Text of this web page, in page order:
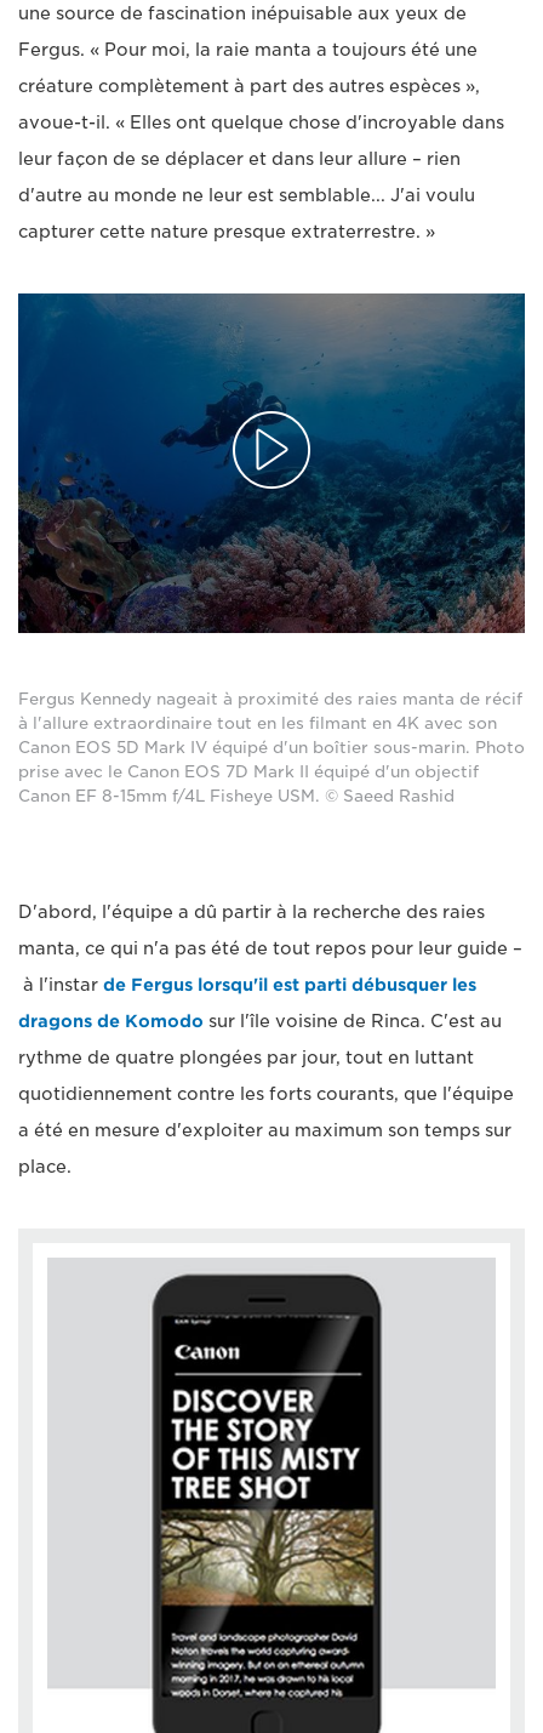
une source de fascination inépuisable aux yeux de
Fergus. « Pour moi, la raie manta a toujours été une
créature complètement à part des autres espèces »,
avoue-t-il. « Elles ont quelque chose d'incroyable dans
leur façon de se déplacer et dans leur allure – rien
d'autre au monde ne leur est semblable... J'ai voulu
capturer cette nature presque extraterrestre. »
Fergus Kennedy nageait à proximité des raies manta de récif
à l'allure extraordinaire tout en les filmant en 4K avec son
Canon EOS 5D Mark IV équipé d'un boîtier sous-marin. Photo
prise avec le Canon EOS 7D Mark II équipé d'un objectif
Canon EF 8-15mm f/4L Fisheye USM. © Saeed Rashid
D'abord, l'équipe a dû partir à la recherche des raies
manta, ce qui n'a pas été de tout repos pour leur guide –
à l'instar de Fergus lorsqu'il est parti débusquer les
dragons de Komodo sur l'île voisine de Rinca. C'est au
rythme de quatre plongées par jour, tout en luttant
quotidiennement contre les forts courants, que l'équipe
a été en mesure d'exploiter au maximum son temps sur
place.